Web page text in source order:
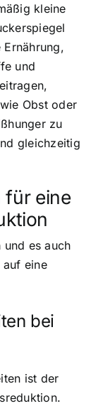
kleine
und
Obst oder
zu
gleichzeitig
für eine
es auch
auf eine
bei
ist der